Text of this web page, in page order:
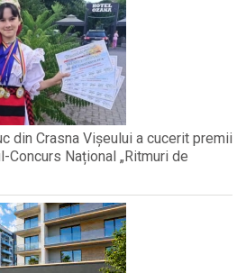
din Crasna Vișeului a cucerit premii
Național „Ritmuri de